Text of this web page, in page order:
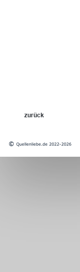
zurück
© Quellenliebe.de 2022-2026